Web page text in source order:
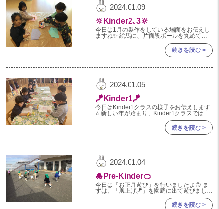
2024.01.09
🔆Kinder2､3🔆
今日は1月の製作をしている場面をお伝えし
ますね✨ 絵馬に、片面段ボールを丸めて好
きな色の絵の具をつけてスタンプしました
続きを読む >
2024.01.05
🪁Kinder1🪁
今日はKinder1クラスの様子をお伝えします
⭐️ 新しい年が始まり、Kinder1クラスでは、
お正月遊びが盛り上がっています。 🪁凧🪁
ビニール袋に好きな絵や文
続きを読む >
2024.01.04
🎍Pre-Kinder🍊
今日は「お正月遊び」を行いましたよ😊 ま
ずは、「凧上げ🪁」を園庭に出て遊びました
ができましたよ🎵 「みてみて！」続きを読む >